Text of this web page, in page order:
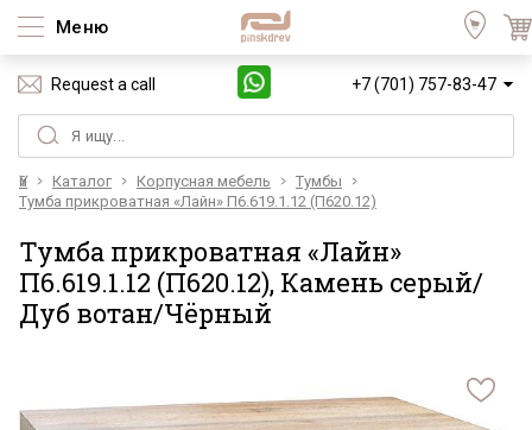
Меню
Request a call +7 (701) 757-83-47
Үй Каталог Корпусная мебель
Тумбы
Тумба прикроватная «Лайн» П6.619.1.12 (П620.12)
Тумба прикроватная «Лайн»
П6.619.1.12 (П620.12), Камень серый/
Дуб вотан/Чёрный